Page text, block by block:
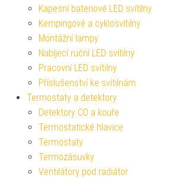
Kapesní bateriové LED svítilny
Kempingové a cyklosvítilny
Montážní lampy
Nabíjecí ruční LED svítilny
Pracovní LED svítilny
Příslušenství ke svítilnám
Termostaty a detektory
Detektory CO a kouře
Termostatické hlavice
Termostaty
Termozásuvky
Ventilátory pod radiátor